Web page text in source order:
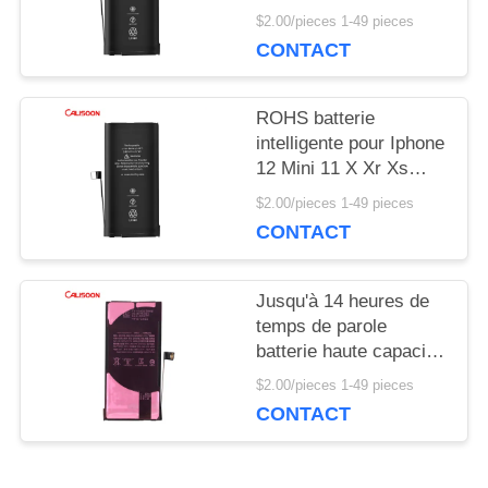
DEMANDE
DE
SOUMISSION
SITE
PRIVACY
POLICY
rechargeable
$2.00/pieces 1-49 pieces
CONTACT
ROHS batterie
intelligente pour Iphone
12 Mini 11 X Xr Xs
Max Piles de
$2.00/pieces 1-49 pieces
CONTACT
Jusqu'à 14 heures de
temps de parole
batterie haute capacité
pour Iphone avec
$2.00/pieces 1-49 pieces
CONTACT